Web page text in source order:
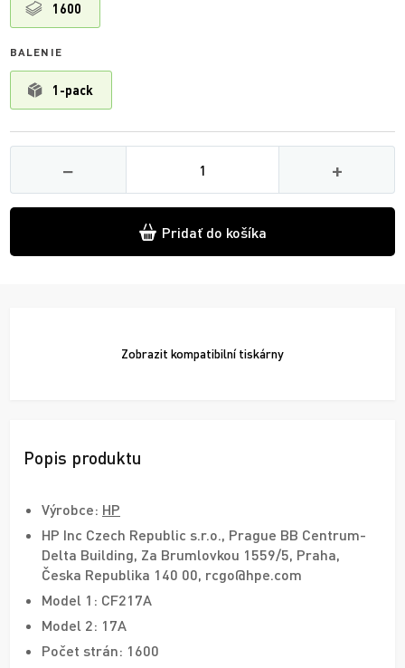
1600
BALENIE
1-pack
−
Množství
+
Pridať do košíka
Zobrazit kompatibilní tiskárny
Popis produktu
Výrobce: HP
HP Inc Czech Republic s.r.o., Prague BB Centrum-
Delta Building, Za Brumlovkou 1559/5, Praha,
Česka Republika 140 00, rcgo@hpe.com
Model 1: CF217A
Model 2: 17A
Počet strán: 1600